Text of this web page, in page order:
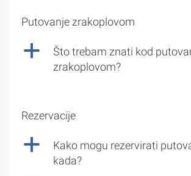
Putovanje zrakoplovom
a
Što trebam znati kod
zrakoplovom?
Rezervacije
a
Kako mogu rezervirati
kada?